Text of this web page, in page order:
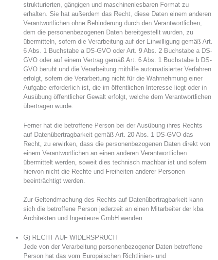
strukturierten, gängigen und maschinenlesbaren Format zu
erhalten. Sie hat außerdem das Recht, diese Daten einem anderen
Verantwortlichen ohne Behinderung durch den Verantwortlichen,
dem die personenbezogenen Daten bereitgestellt wurden, zu
übermitteln, sofern die Verarbeitung auf der Einwilligung gemäß Art.
6 Abs. 1 Buchstabe a DS-GVO oder Art. 9 Abs. 2 Buchstabe a DS-
GVO oder auf einem Vertrag gemäß Art. 6 Abs. 1 Buchstabe b DS-
GVO beruht und die Verarbeitung mithilfe automatisierter Verfahren
erfolgt, sofern die Verarbeitung nicht für die Wahrnehmung einer
Aufgabe erforderlich ist, die im öffentlichen Interesse liegt oder in
Ausübung öffentlicher Gewalt erfolgt, welche dem Verantwortlichen
übertragen wurde.
Ferner hat die betroffene Person bei der Ausübung ihres Rechts
auf Datenübertragbarkeit gemäß Art. 20 Abs. 1 DS-GVO das
Recht, zu erwirken, dass die personenbezogenen Daten direkt von
einem Verantwortlichen an einen anderen Verantwortlichen
übermittelt werden, soweit dies technisch machbar ist und sofern
hiervon nicht die Rechte und Freiheiten anderer Personen
beeinträchtigt werden.
Zur Geltendmachung des Rechts auf Datenübertragbarkeit kann
sich die betroffene Person jederzeit an einen Mitarbeiter der kba
Architekten und Ingenieure GmbH wenden.
G) RECHT AUF WIDERSPRUCH
Jede von der Verarbeitung personenbezogener Daten betroffene
Person hat das vom Europäischen Richtlinien- und